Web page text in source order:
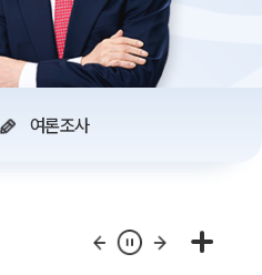
여론조사